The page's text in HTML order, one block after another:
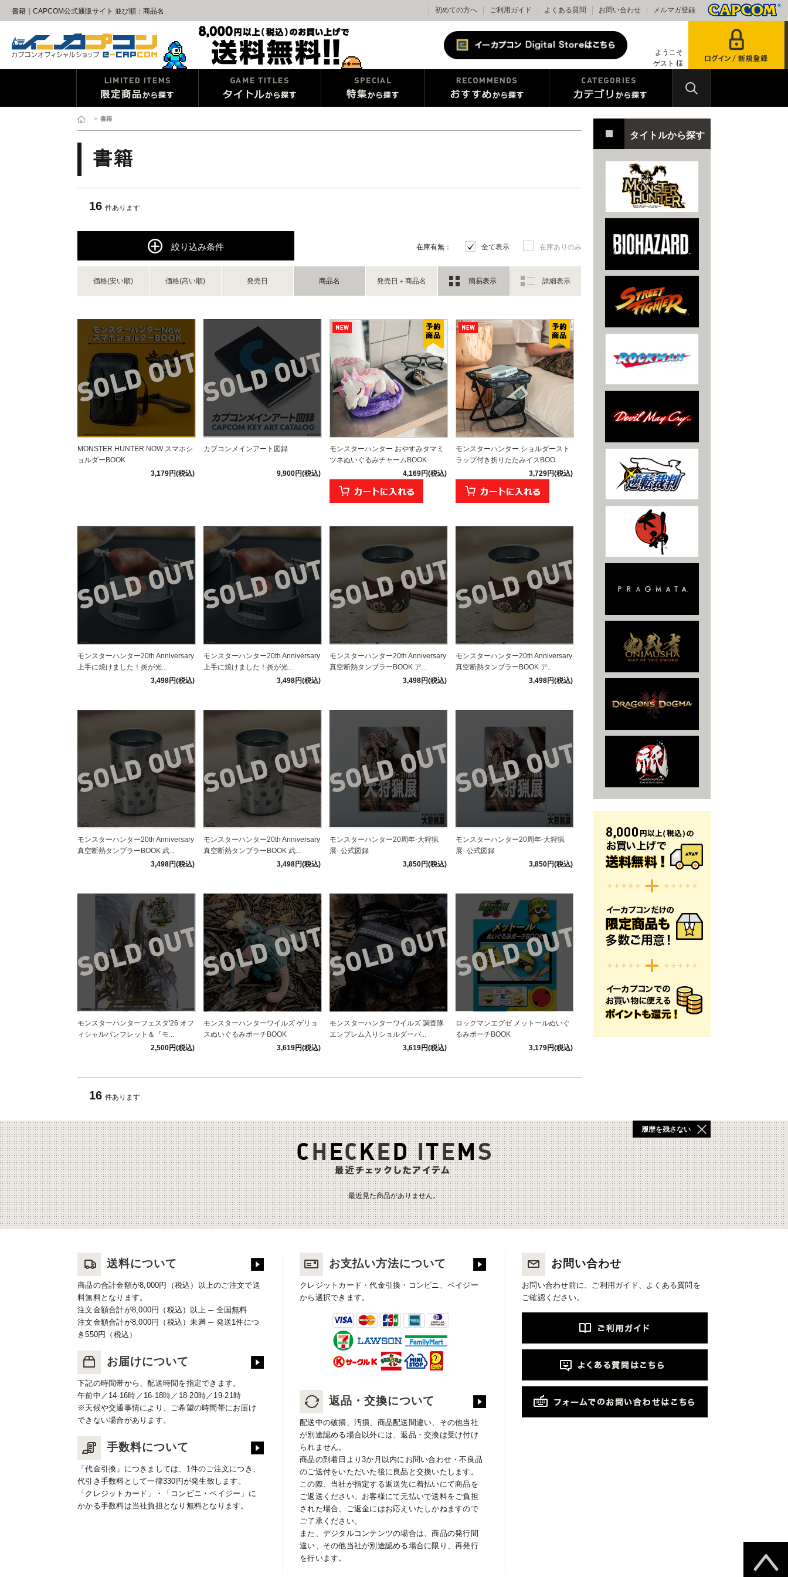
書籍｜CAPCOM公式通販サイト 並び順：商品名 初めての方へ ご利用ガイド よくある質問 お問い合わせ メルマガ登録
ようこそ
ゲスト 様
> 書籍
書籍
16 件あります
絞り込み条件 在庫有無： 全て表示 在庫ありのみ
価格(安い順) 価格(高い順) 発売日 商品名 発売日＋商品名 簡易表示 詳細表示
MONSTER HUNTER NOW スマホシ
ョルダーBOOK
3,179円(税込)
カプコンメインアート図録
9,900円(税込)
モンスターハンター おやすみタマミ
ツネぬいぐるみチャームBOOK
4,169円(税込)
モンスターハンター ショルダースト
ラップ付き折りたたみイスBOO...
3,729円(税込)
モンスターハンター20th Anniversary
上手に焼けました！炎が光...
3,498円(税込)
モンスターハンター20th Anniversary
上手に焼けました！炎が光...
3,498円(税込)
モンスターハンター20th Anniversary
真空断熱タンブラーBOOK ア...
3,498円(税込)
モンスターハンター20th Anniversary
真空断熱タンブラーBOOK ア...
3,498円(税込)
モンスターハンター20th Anniversary
真空断熱タンブラーBOOK 武...
3,498円(税込)
モンスターハンター20th Anniversary
真空断熱タンブラーBOOK 武...
3,498円(税込)
モンスターハンター20周年-大狩猟
展- 公式図録
3,850円(税込)
モンスターハンター20周年-大狩猟
展- 公式図録
3,850円(税込)
モンスターハンターフェスタ'26 オフ
ィシャルパンフレット＆『モ...
2,500円(税込)
モンスターハンターワイルズ ゲリョ
スぬいぐるみポーチBOOK
3,619円(税込)
モンスターハンターワイルズ 調査隊
エンブレム入りショルダーバ...
3,619円(税込)
ロックマンエグゼ メットールぬいぐ
るみポーチBOOK
3,179円(税込)
16 件あります
タイトルから探す
最近見た商品がありません。
履歴を残さない
送料について
商品の合計金額が8,000円（税込）以上のご注文で送
料無料となります。
注文金額合計が8,000円（税込）以上 ─ 全国無料
注文金額合計が8,000円（税込）未満 ─ 発送1件につ
き550円（税込）
お届けについて
下記の時間帯から、配送時間を指定できます。
午前中／14-16時／16-18時／18-20時／19-21時
※天候や交通事情により、ご希望の時間帯にお届け
できない場合があります。
手数料について
「代金引換」につきましては、1件のご注文につき、
代引き手数料として一律330円が発生致します。
「クレジットカード」・「コンビニ・ペイジー」に
かかる手数料は当社負担となり無料となります。
お支払い方法について
クレジットカード・代金引換・コンビニ、ペイジー
から選択できます。
返品・交換について
配送中の破損、汚損、商品配送間違い、その他当社
が別途認める場合以外には、返品・交換は受け付け
られません。
商品の到着日より3か月以内にお問い合わせ・不良品
のご送付をいただいた後に良品と交換いたします。
この際、当社が指定する返送先に着払いにて商品を
ご返送ください。お客様にて元払いで送料をご負担
された場合、ご返金にはお応えいたしかねますので
ご了承ください。
また、デジタルコンテンツの場合は、商品の発行間
違い、その他当社が別途認める場合に限り、再発行
を行います。
お問い合わせ
お問い合わせ前に、ご利用ガイド、よくある質問を
ご確認ください。